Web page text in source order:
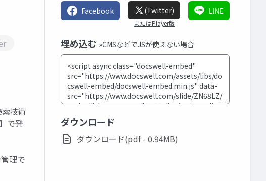
技術
で発
理で
Facebook (Twitter)
またはPlayer版
LINE
埋め込む »CMSなどでJSが使えない場合
ダウンロード
ダウンロード(pdf - 0.94MB)